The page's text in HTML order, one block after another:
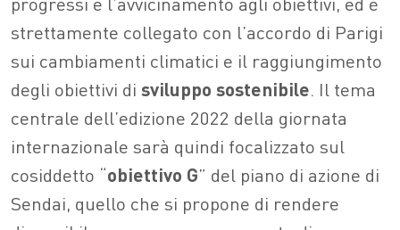
strettamente collegato con l’accordo di Parigi
sui cambiamenti climatici e il raggiungimento
degli obiettivi di sviluppo sostenibile. Il tema
centrale dell’edizione 2022 della giornata
internazionale sarà quindi focalizzato sul
cosiddetto “obiettivo G” del piano di azione di
Sendai, quello che si propone di rendere